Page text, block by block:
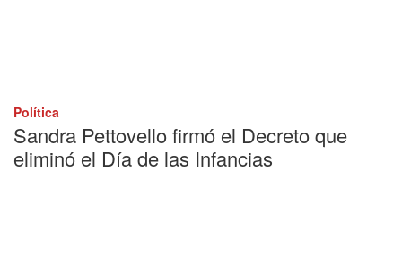
Política
Sandra Pettovello firmó el Decreto que
eliminó el Día de las Infancias